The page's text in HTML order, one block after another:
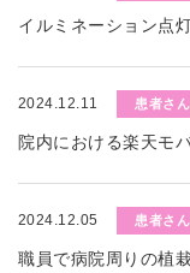
イルミネーション点
2024.12.11 患者さ
院内における楽天モ
2024.12.05 患者さ
職員で病院周りの植